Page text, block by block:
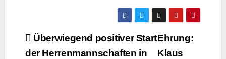
BeitragsnavigationEhrung:
Klaus
Überwiegend positiver Start
der Herrenmannschaften in